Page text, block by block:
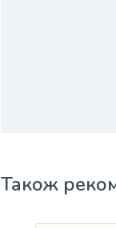
Також